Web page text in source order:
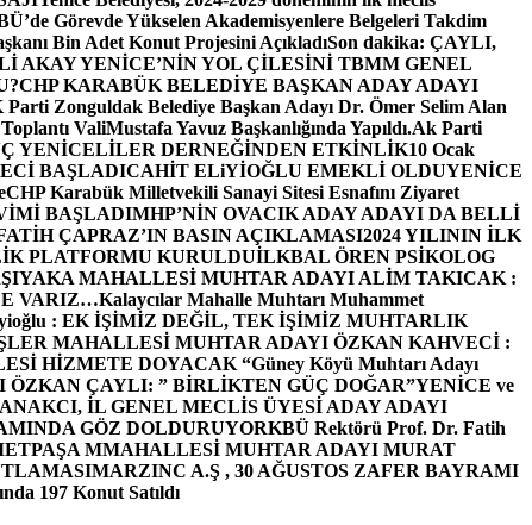
Görevde Yükselen Akademisyenlere Belgeleri Takdim
Bin Adet Konut Projesini AçıkladıSon dakika: ÇAYLI,
AKAY YENİCE’NİN YOL ÇİLESİNİ TBMM GENEL
CHP KARABÜK BELEDİYE BAŞKAN ADAY ADAYI
Zonguldak Belediye Başkan Adayı Dr. Ömer Selim Alan
ValiMustafa Yavuz Başkanlığında Yapıldı.Ak Parti
YENİCELİLER DERNEĞİNDEN ETKİNLİK10 Ocak
BAŞLADICAHİT ELiYİOĞLU EMEKLİ OLDUYENİCE
CHP Karabük Milletvekili Sanayi Sitesi Esnafını Ziyaret
BAŞLADIMHP’NİN OVACIK ADAY ADAYI DA BELLİ
ÇAPRAZ’IN BASIN AÇIKLAMASI2024 YILININ İLK
PLATFORMU KURULDUİLKBAL ÖREN PSİKOLOG
MAHALLESİ MUHTAR ADAYI ALİM TAKICAK :
VARIZ…Kalaycılar Mahalle Muhtarı Muhammet
: EK İŞİMİZ DEĞİL, TEK İŞİMİZ MUHTARLIK
MAHALLESİ MUHTAR ADAYI ÖZKAN KAHVECİ :
HİZMETE DOYACAK “Güney Köyü Muhtarı Adayı
ÇAYLI: ” BİRLİKTEN GÜÇ DOĞAR”YENİCE ve
İL GENEL MECLİS ÜYESİ ADAY ADAYI
GÖZ DOLDURUYORKBÜ Rektörü Prof. Dr. Fatih
MMAHALLESİ MUHTAR ADAYI MURAT
MARZINC A.Ş , 30 AĞUSTOS ZAFER BAYRAMI
197 Konut Satıldı